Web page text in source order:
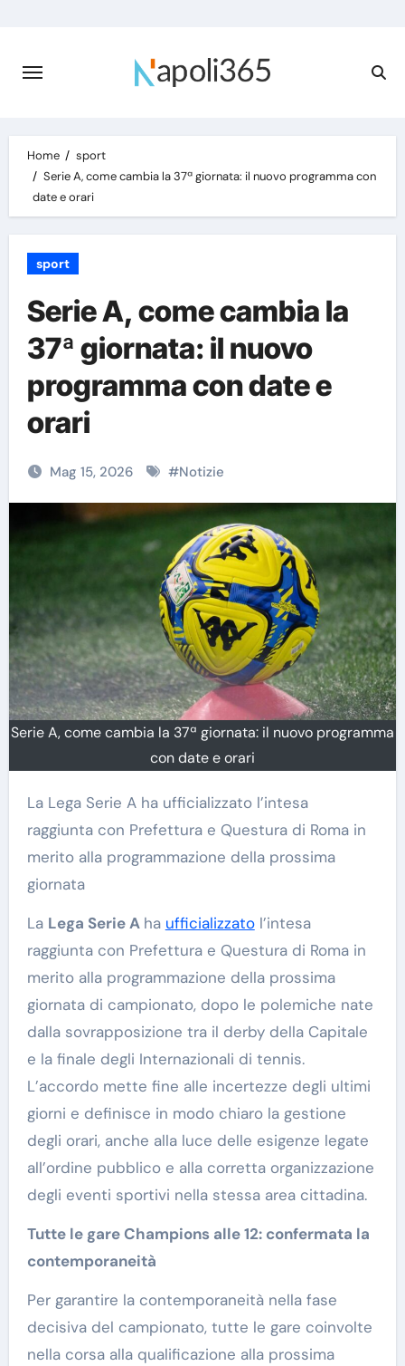
content
Home
sport
Serie A, come cambia la 37ª giornata: il nuovo programma con
date e orari
sport
Serie A, come cambia la
37ª giornata: il nuovo
programma con date e
orari
Mag 15, 2026 #Notizie
Serie A, come cambia la 37ª giornata: il nuovo programma
con date e orari
La Lega Serie A ha ufficializzato l’intesa
raggiunta con Prefettura e Questura di Roma in
merito alla programmazione della prossima
giornata
La Lega Serie A ha ufficializzatol’intesa
raggiunta con Prefettura e Questura di Roma in
merito alla programmazione della prossima
giornata di campionato, dopo le polemiche nate
dalla sovrapposizione tra il derby della Capitale
e la finale degli Internazionali di tennis.
L’accordo mette fine alle incertezze degli ultimi
giorni e definisce in modo chiaro la gestione
degli orari, anche alla luce delle esigenze legate
all’ordine pubblico e alla corretta organizzazione
degli eventi sportivi nella stessa area cittadina.
Tutte le gare Champions alle 12: confermata la
contemporaneità
Per garantire la contemporaneità nella fase
decisiva del campionato, tutte le gare coinvolte
nella corsa alla qualificazione alla prossima